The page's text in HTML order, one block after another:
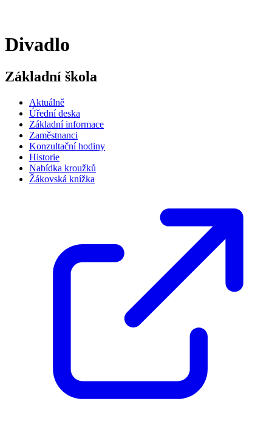
Divadlo
Základní škola
Aktuálně
Úřední deska
Základní informace
Zaměstnanci
Konzultační hodiny
Historie
Nabídka kroužků
Žákovská knížka